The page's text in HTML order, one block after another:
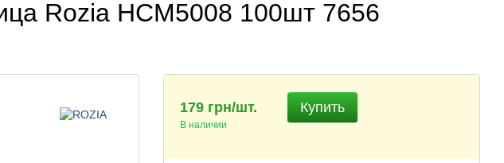
Rozia HCM5008 100шт 7656
179 грн/шт.
В наличии
Купить